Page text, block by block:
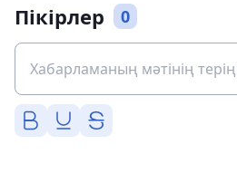
Пікірлер 0